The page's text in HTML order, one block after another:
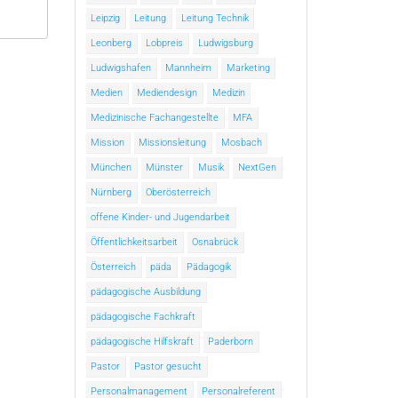
Leipzig Leitung Leitung Technik
Leonberg Lobpreis Ludwigsburg
Ludwigshafen Mannheim Marketing
Medien Mediendesign Medizin
Medizinische Fachangestellte MFA
Mission Missionsleitung Mosbach
München Münster Musik NextGen
Nürnberg Oberösterreich
offene Kinder- und Jugendarbeit
Öffentlichkeitsarbeit Osnabrück
Österreich päda Pädagogik
pädagogische Ausbildung
pädagogische Fachkraft
pädagogische Hilfskraft Paderborn
Pastor Pastor gesucht
Personalmanagement Personalreferent